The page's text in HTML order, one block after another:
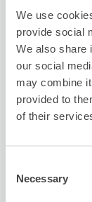
We use
provide social
We also share
our social
may combine
provided to
of their
Selection
Necessary
d to dot
从noborito站
本日營業時間: